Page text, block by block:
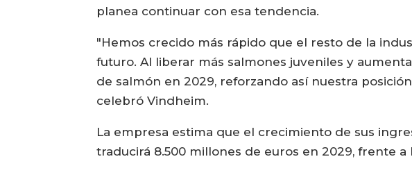
planea continuar con esa tendencia.
"Hemos crecido más rápido que el resto de la
futuro. Al liberar más salmones juveniles y
de salmón en 2029, reforzando así nuestra
celebró Vindheim.
La empresa estima que el crecimiento de sus
traducirá 8.500 millones de euros en 2029, frente a